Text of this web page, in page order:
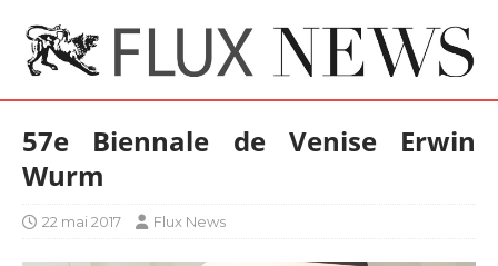
57e Biennale de Venise Erwin
Wurm
22 mai 2017 Flux News